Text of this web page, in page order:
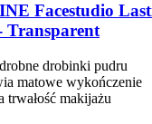
Facestudio
Transparent
drobinki pudru
matowe wykończenie
trwałość makijażu